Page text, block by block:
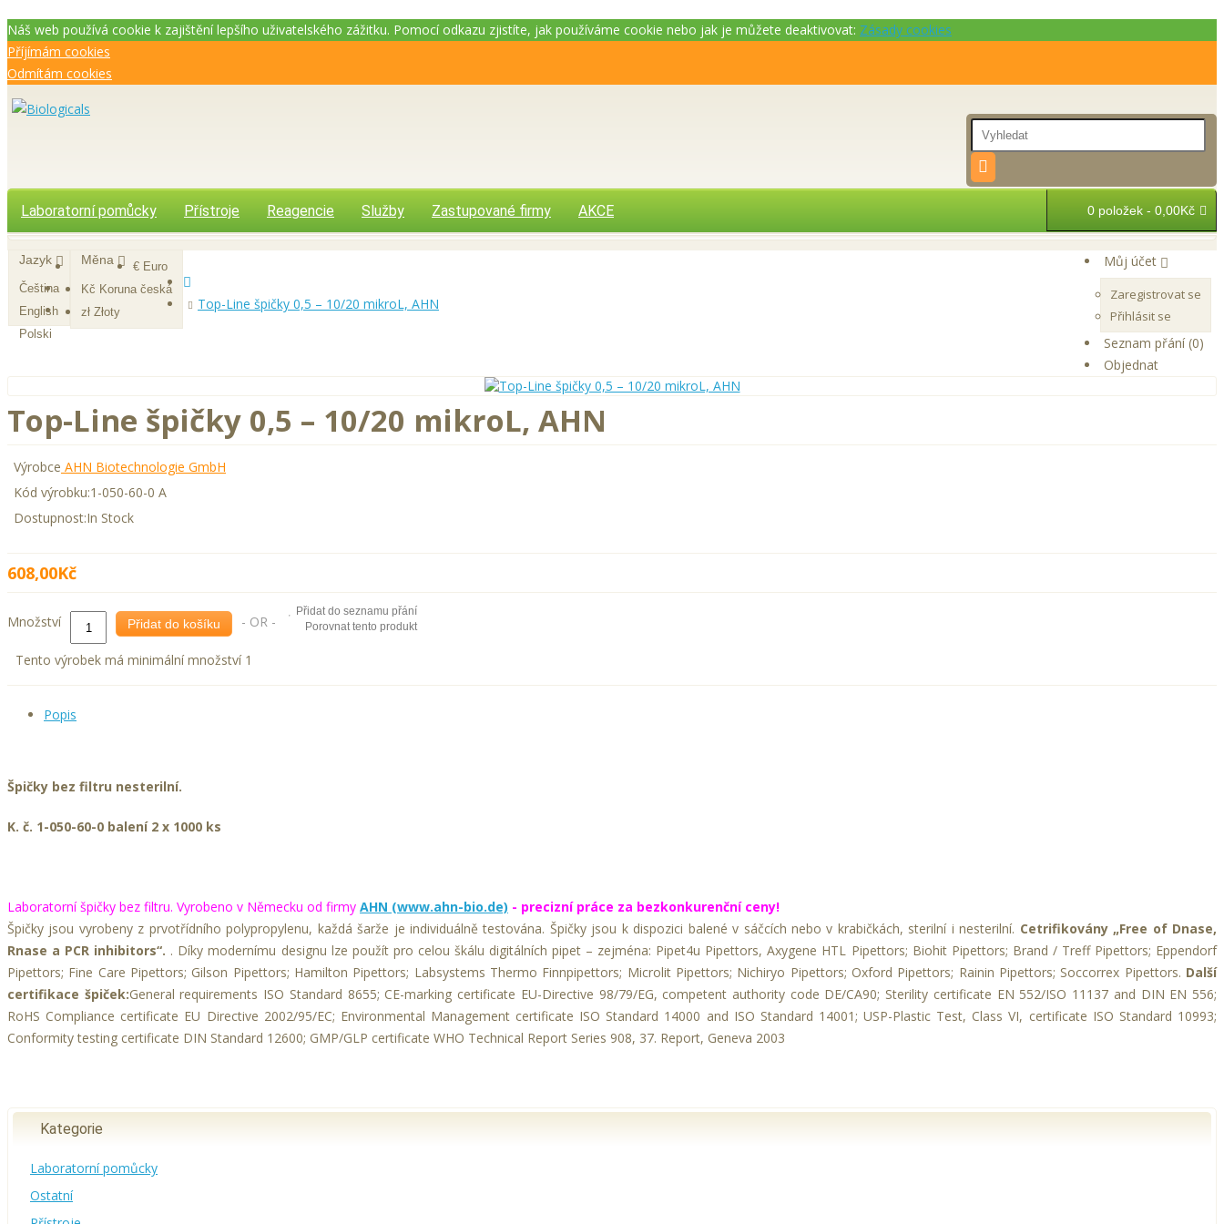
Náš web používá cookie k zajištění lepšího uživatelského zážitku. Pomocí odkazu zjistíte, jak používáme cookie nebo jak je můžete deaktivovat: Zásady cookies
Příjímám cookies
Odmítám cookies
Laboratorní pomůcky Přístroje Reagencie Služby Zastupované firmy AKCE 0 položek - 0,00Kč
Jazyk
Čeština
English
Polski
Měna
€ Euro
Kč Koruna česká
zł Złoty
Můj účet
Zaregistrovat se
Přihlásit se
Seznam přání (0)
Objednat
Top-Line špičky 0,5 – 10/20 mikroL, AHN
Top-Line špičky 0,5 – 10/20 mikroL, AHN
Výrobce AHN Biotechnologie GmbH
Kód výrobku:1-050-60-0 A
Dostupnost:In Stock
608,00Kč
Množství Přidat do košíku - OR -
Přidat do seznamu přání
Porovnat tento produkt
Tento výrobek má minimální množství 1
Popis
Špičky bez filtru nesterilní.
K. č. 1-050-60-0 balení 2 x 1000 ks
Laboratorní špičky bez filtru. Vyrobeno v Německu od firmy AHN (www.ahn-bio.de) - precizní práce za bezkonkurenční ceny!
Špičky jsou vyrobeny z prvotřídního polypropylenu, každá šarže je individuálně testována. Špičky jsou k dispozici balené v sáčcích nebo v krabičkách, sterilní i nesterilní. Cetrifikovány „Free of Dnase,
Rnase a PCR inhibitors“. . Díky modernímu designu lze použít pro celou škálu digitálních pipet – zejména: Pipet4u Pipettors, Axygene HTL Pipettors; Biohit Pipettors; Brand / Treff Pipettors; Eppendorf
Pipettors; Fine Care Pipettors; Gilson Pipettors; Hamilton Pipettors; Labsystems Thermo Finnpipettors; Microlit Pipettors; Nichiryo Pipettors; Oxford Pipettors; Rainin Pipettors; Soccorrex Pipettors. Další
certifikace špiček:General requirements ISO Standard 8655; CE-marking certificate EU-Directive 98/79/EG, competent authority code DE/CA90; Sterility certificate EN 552/ISO 11137 and DIN EN 556;
RoHS Compliance certificate EU Directive 2002/95/EC; Environmental Management certificate ISO Standard 14000 and ISO Standard 14001; USP-Plastic Test, Class VI, certificate ISO Standard 10993;
Conformity testing certificate DIN Standard 12600; GMP/GLP certificate WHO Technical Report Series 908, 37. Report, Geneva 2003
Kategorie
Laboratorní pomůcky
Ostatní